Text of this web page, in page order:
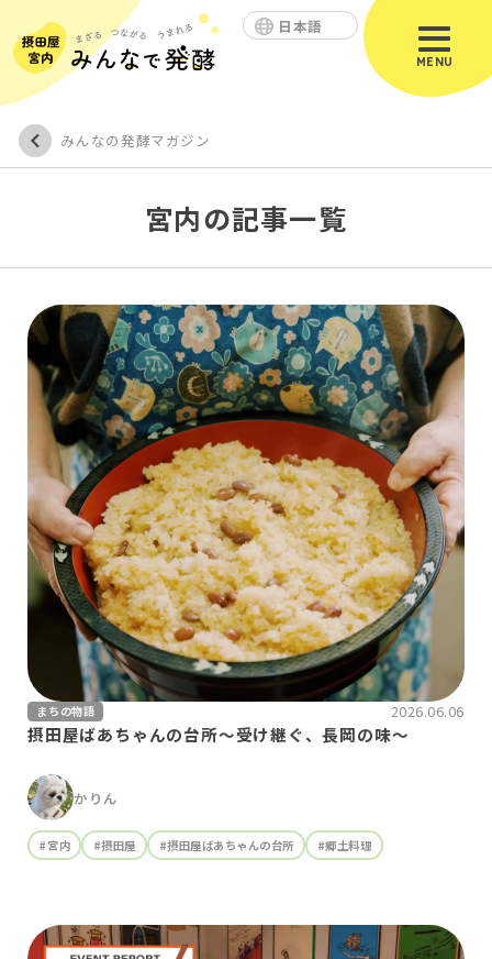
日本語
MENU
みんなの発酵マガジン
宮内の記事一覧
摂田屋ばあちゃんの台所～受け継ぐ、長岡の味～
かりん
まちの物語 2026.06.06
#宮内 #摂田屋 #摂田屋ばあちゃんの台所 #郷土料理